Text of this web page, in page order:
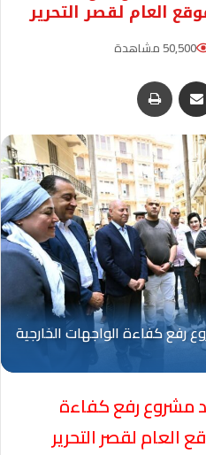
العام لقصر التحرير
50,500 مشاهدة
مشاركة عبر البريد
مشروع رفع كفاءة
العام لقصر التحرير